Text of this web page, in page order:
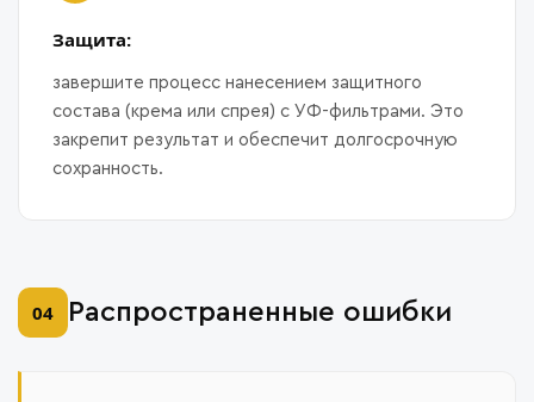
Защита:
завершите процесс нанесением защитного
состава (крема или спрея) с УФ-фильтрами. Это
закрепит результат и обеспечит долгосрочную
сохранность.
04 Распространенные ошибки